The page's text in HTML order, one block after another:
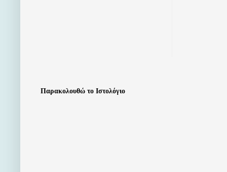
Παρακολουθώ το Ιστολόγιο